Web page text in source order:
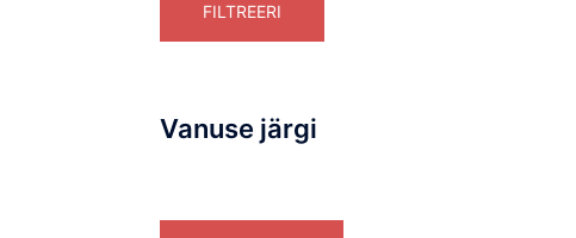
FILTREERI
Vanuse järgi